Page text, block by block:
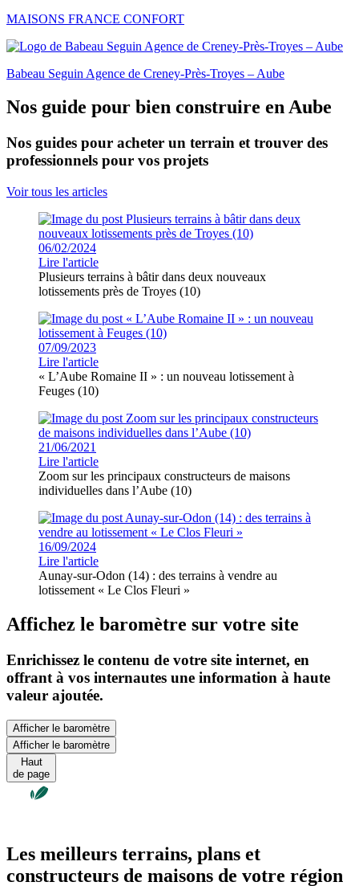
MAISONS FRANCE CONFORT
Babeau Seguin Agence de Creney-Près-Troyes – Aube
Nos guide pour bien construire en Aube
Nos guides pour acheter un terrain et trouver des
professionnels pour vos projets
Voir tous les articles
06/02/2024
Lire l'article
Plusieurs terrains à bâtir dans deux nouveaux
lotissements près de Troyes (10)
07/09/2023
Lire l'article
« L’Aube Romaine II » : un nouveau lotissement à
Feuges (10)
21/06/2021
Lire l'article
Zoom sur les principaux constructeurs de maisons
individuelles dans l’Aube (10)
16/09/2024
Lire l'article
Aunay-sur-Odon (14) : des terrains à vendre au
lotissement « Le Clos Fleuri »
Affichez le baromètre sur votre site
Enrichissez le contenu de votre site internet, en
offrant à vos internautes une information à haute
valeur ajoutée.
Afficher le baromètre
Afficher le baromètre
Haut
de page
Les meilleurs terrains, plans et
constructeurs de maisons de votre région